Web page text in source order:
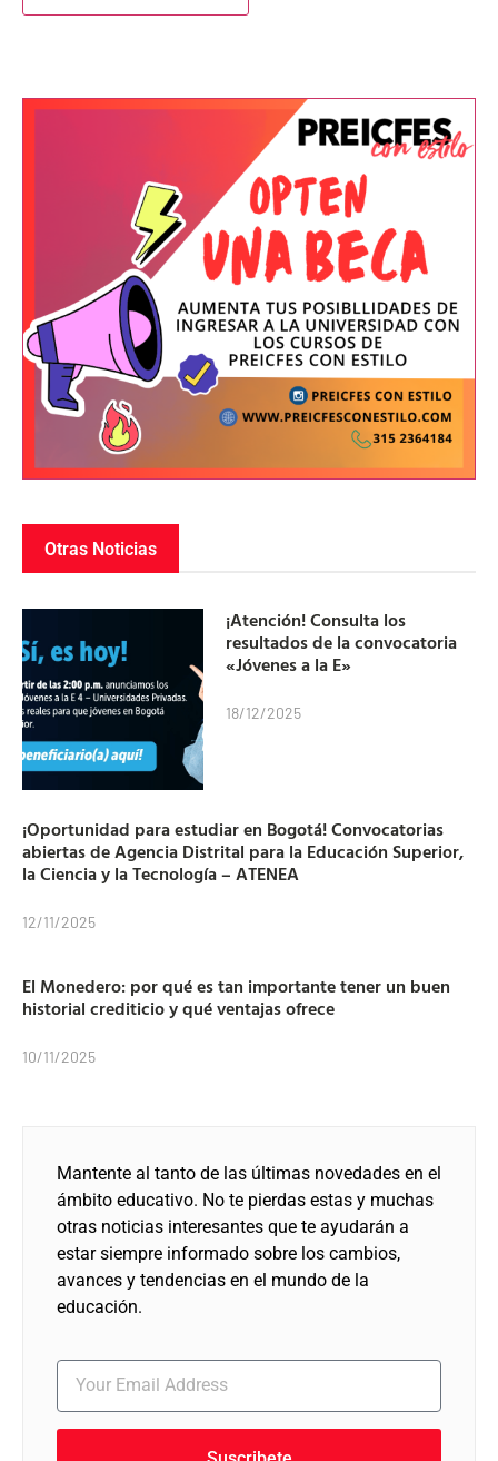
Otras Noticias
¡Atención! Consulta los
resultados de la convocatoria
«Jóvenes a la E»
18/12/2025
¡Oportunidad para estudiar en Bogotá! Convocatorias
abiertas de Agencia Distrital para la Educación Superior,
la Ciencia y la Tecnología – ATENEA
12/11/2025
El Monedero: por qué es tan importante tener un buen
historial crediticio y qué ventajas ofrece
10/11/2025
Mantente al tanto de las últimas novedades en el
ámbito educativo. No te pierdas estas y muchas
otras noticias interesantes que te ayudarán a
estar siempre informado sobre los cambios,
avances y tendencias en el mundo de la
educación.